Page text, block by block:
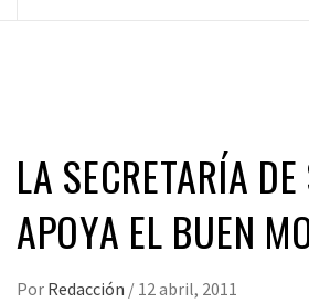
LA SECRETARÍA
APOYA EL BUEN
Por Redacción / 12 abril, 2011